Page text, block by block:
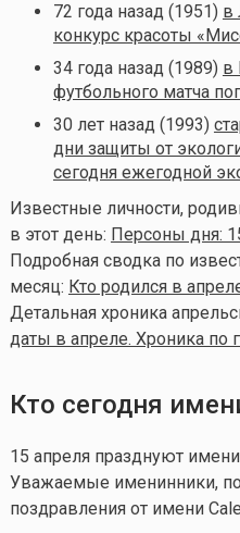
72 года назад (1951) в
конкурс красоты
34 года назад (1989) в
футбольного матча
30 лет назад (1993)
дни защиты от
сегодня ежегодной
Известные личности,
в этот день: Персоны дня:
Подробная сводка по
месяц: Кто родился в
Детальная хроника
даты в апреле. Хроника по
Кто сегодня
15 апреля празднуют
Уважаемые именинники,
поздравления от имени